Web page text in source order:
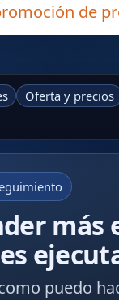
de
Oferta y precios
más
puedo